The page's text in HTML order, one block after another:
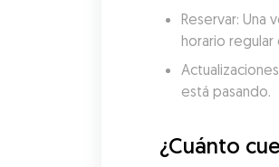
Reservar: Una
horario regular
está pasando.
¿Cuánto